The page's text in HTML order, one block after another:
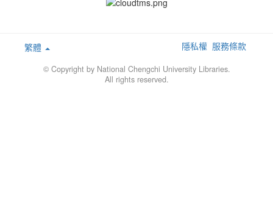
繁體 隱私權 服務條款
© Copyright by National Chengchi University Libraries.
All rights reserved.